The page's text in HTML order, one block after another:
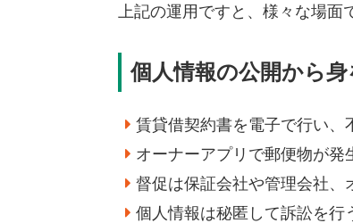
上記の運用ですと、様々な場面
個人情報の公開から
賃貸借契約書を電子で行い、
オーナーアプリで郵便物が発
督促は保証会社や管理会社、
個人情報は秘匿して訴訟を行